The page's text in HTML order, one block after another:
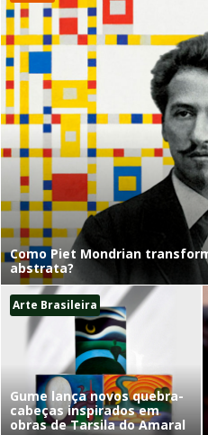
Como Piet Mondrian
abstrata?
Arte Brasileira
Gume lança novos quebra-
cabeças inspirados em
obras de Tarsila do Amaral